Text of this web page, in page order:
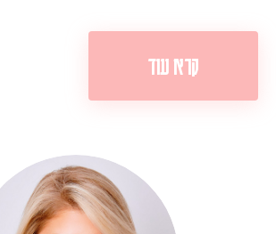
קרא עוד